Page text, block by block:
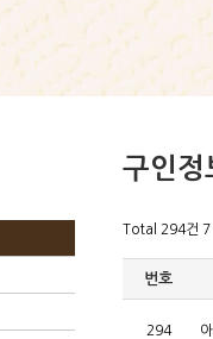
구인정
Total 294건 7
번호
294